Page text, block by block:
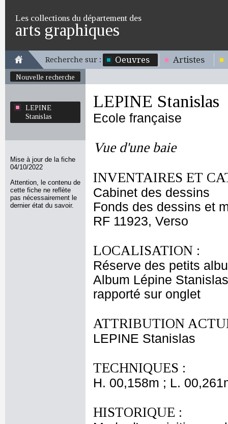
Les collections du département des
arts graphiques
Recherche sur : Oeuvres Artistes
Nouvelle recherche
LEPINE
Stanislas
Mise à jour de la fiche
04/10/2022
Attention, le contenu de
cette fiche ne reflète
pas nécessairement le
dernier état du savoir.
LEPINE Stanislas
Ecole française
Vue d'une baie
INVENTAIRES ET
Cabinet des dessins
Fonds des dessins et
RF 11923, Verso
LOCALISATION :
Réserve des petits
Album Lépine
rapporté sur onglet
ATTRIBUTION
LEPINE Stanislas
TECHNIQUES :
H. 00,158m ; L.
HISTORIQUE :